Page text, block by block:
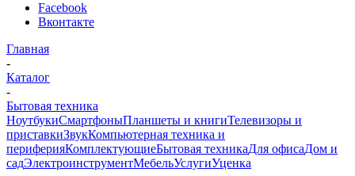
Facebook
Вконтакте
Главная
-
Каталог
-
Бытовая техника
НоутбукиСмартфоныПланшеты и книгиТелевизоры и
приставкиЗвукКомпьютерная техника и
периферияКомплектующиеБытовая техникаДля офисаДом и
садЭлектроинструментМебельУслугиУценка